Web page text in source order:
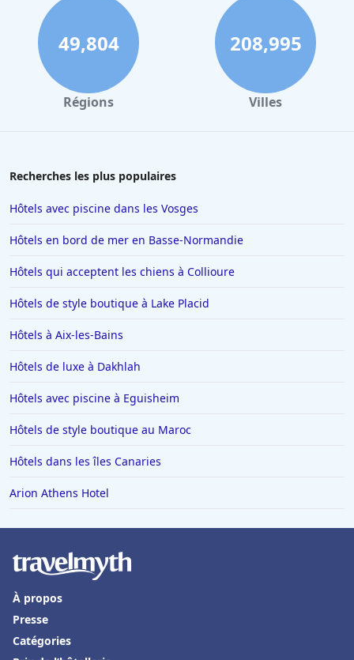
Hôtels à Palerme
Hôtels à Dinard
Hôtels à Biarritz
Hôtels à Verbier
Hôtels en Savoie
Hôtels à Saint-Martin-de-Belleville
Hôtels à Chamonix-Mont-Blanc
Hôtels à Los Angeles
Hôtels à Genève
Hôtels à Drancy
Hôtels à Sydney
Hôtels à Pornic
Hôtels en Sardaigne
Hôtels dans le Haut-Rhin
Hôtels à Bari
Hôtels à Elbeuf
49,804
Régions
208,995
Villes
Recherches les plus populaires
Hôtels avec piscine dans les Vosges
Hôtels en bord de mer en Basse-Normandie
Hôtels qui acceptent les chiens à Collioure
Hôtels de style boutique à Lake Placid
Hôtels à Aix-les-Bains
Hôtels de luxe à Dakhlah
Hôtels avec piscine à Eguisheim
Hôtels de style boutique au Maroc
Hôtels dans les îles Canaries
Arion Athens Hotel
À propos
Presse
Catégories